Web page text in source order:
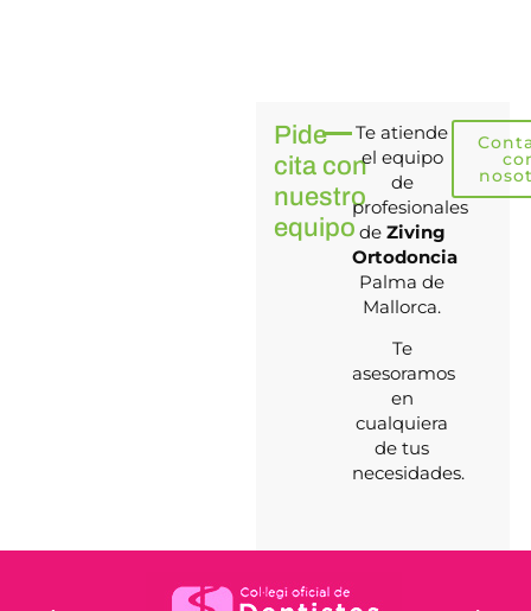
Pide
cita con
nuestro
equipo
Te atiende
el equipo
de
profesionales
de Ziving
Ortodoncia
Palma de
Mallorca.
Te
asesoramos
en
cualquiera
de tus
necesidades.